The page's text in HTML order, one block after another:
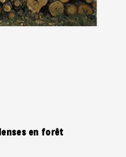
en forêt